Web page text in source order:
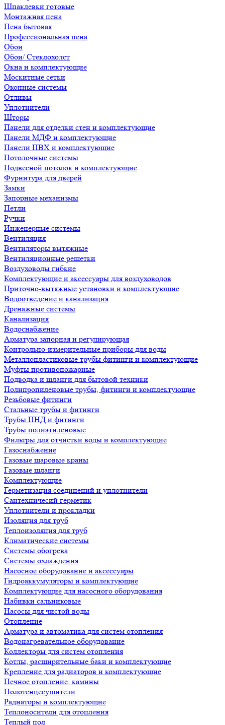
Шпаклевки готовые
Монтажная пена
Пена бытовая
Профессиональная пена
Обои
Обои/ Стеклохолст
Окна и комплектующие
Москитные сетки
Оконные системы
Отливы
Уплотнители
Шторы
Панели для отделки стен и комплектующие
Панели МДФ и комплектующие
Панели ПВХ и комплектующие
Потолочные системы
Подвесной потолок и комплектующие
Фурнитура для дверей
Замки
Запорные механизмы
Петли
Ручки
Инженерные системы
Вентиляция
Вентиляторы вытяжные
Вентиляционные решетки
Воздуховоды гибкие
Комплектующие и аксессуары для воздуховодов
Приточно-вытяжные установки и комплектующие
Водоотведение и канализация
Дренажные системы
Канализация
Водоснабжение
Арматура запорная и регулирующая
Контрольно-измерительные приборы для воды
Металлопластиковые трубы фитинги и комплектующие
Муфты противопожарные
Подводка и шланги для бытовой техники
Полипропиленовые трубы, фитинги и комплектующие
Резьбовые фитинги
Стальные трубы и фитинги
Трубы ПНД и фитинги
Трубы полиэтиленовые
Фильтры для отчистки воды и комплектующие
Газоснабжение
Газовые шаровые краны
Газовые шланги
Комплектующие
Герметизация соединений и уплотнители
Сантехничесий герметик
Уплотнители и прокладки
Изоляция для труб
Теплоизоляция для труб
Климатические системы
Системы обогрева
Системы охлаждения
Насосное оборудование и аксессуары
Гидроаккумуляторы и комплектующие
Комплектующие для насосного оборудования
Набивки сальниковые
Насосы для чистой воды
Отопление
Арматура и автоматика для систем отопления
Водонагревательное оборудование
Коллекторы для систем отопления
Котлы, расширительные баки и комплектующие
Крепление для радиаторов и комплектующие
Печное отопление, камины
Полотенцесушители
Радиаторы и комплектующие
Теплоносители для отопления
Теплый пол